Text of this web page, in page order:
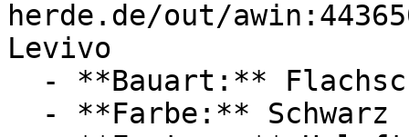
herde.de/out/
Levivo